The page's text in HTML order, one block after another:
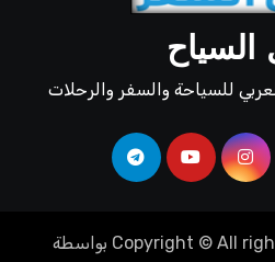
السياح
للسياحة والسفر والرحلات
Copyright © All بواسطة